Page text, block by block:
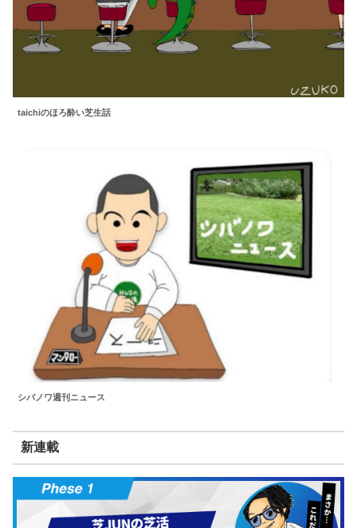
taichiのほろ酔い芝生話
シバノワ週刊ニュース
新連載